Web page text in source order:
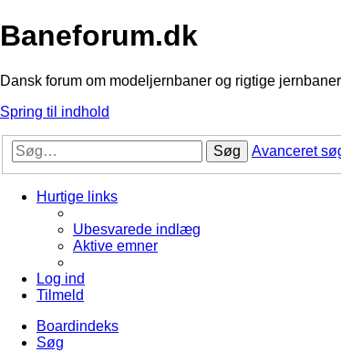
Baneforum.dk
Dansk forum om modeljernbaner og rigtige
Spring til indhold
Søg Avanceret
Hurtige links
Ubesvarede indlæg
Aktive emner
Log ind
Tilmeld
Boardindeks
Søg